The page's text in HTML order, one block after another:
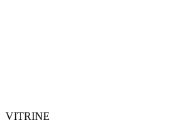
VITRINE